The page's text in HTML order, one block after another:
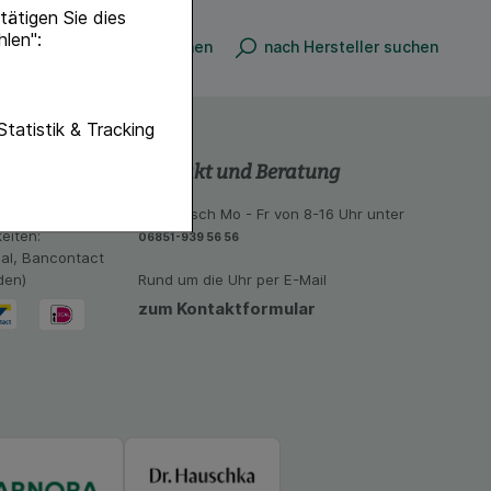
Sie dies
unserer
an bevorzugte
es uns auch
zu betreiben.
Nutzung
können, den
& Tracking
nach Produkt suchen nach Hersteller suchen
Bancontact
Kontakt und Beratung
telefonisch Mo - Fr von 8-16 Uhr unter
06851-939 56 56
Rund um die Uhr per E-Mail
zum Kontaktformular